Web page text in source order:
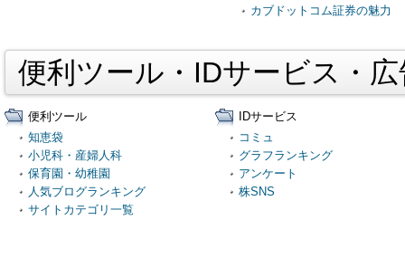
カブドットコム証券の魅力
便利ツール・IDサービス・
便利ツール
知恵袋
小児科・産婦人科
保育園・幼稚園
人気ブログランキング
サイトカテゴリ一覧
IDサービス
コミュ
グラフランキング
アンケート
株SNS